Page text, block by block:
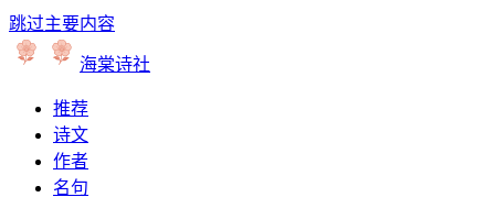
跳过主要内容
海棠诗社
推荐
诗文
作者
名句